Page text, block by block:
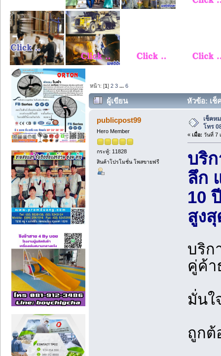
หน้า: [1]2 3 ...6
ผู้เขียน หัวข้อ: เช็
publicpost99
Hero Member
กระทู้: 11828
สินค้าโปรโมชั่น โพสขายฟรี
เช็คห
โทร
« เมื่อ: วันที่ 7
บริ
ลึก
10
สูง
บริก
คู่ค้า
มั่นใ
ถูกต้